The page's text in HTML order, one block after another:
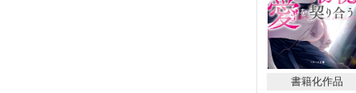
和の父親は高
愛し合って結
しかし和が4
書籍化作品